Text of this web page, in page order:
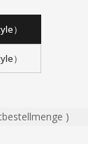
）
）
)